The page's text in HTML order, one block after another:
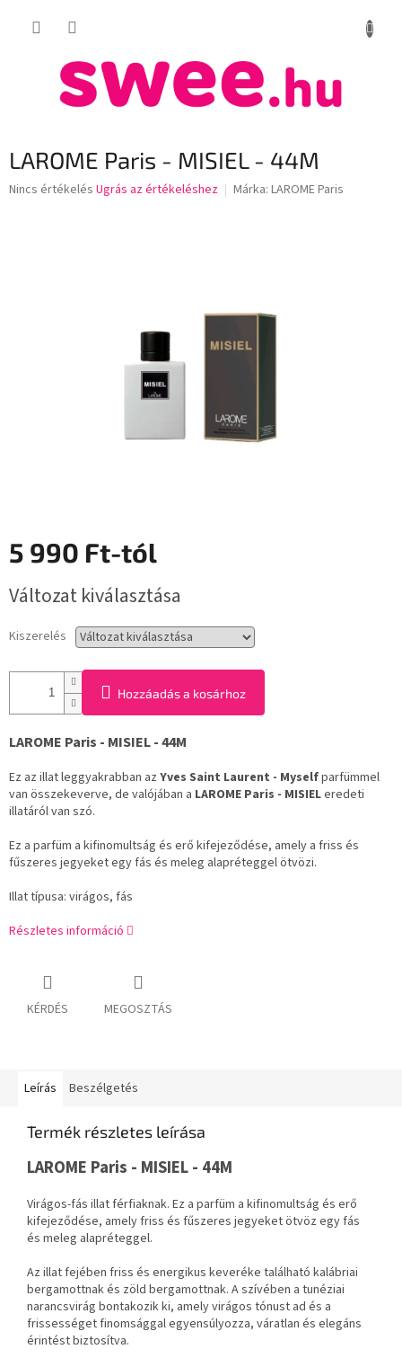
KOSÁR
LAROME Paris - MISIEL - 44M
A
Nincs értékelés Ugrás az értékeléshez Márka: LAROME Paris
5 990 Ft-tól
Változat kiválasztása
Kiszerelés
Hozzáadás a kosárhoz
LAROME Paris - MISIEL - 44M
Ez az illat leggyakrabban az Yves Saint Laurent - Myselfparfümmel
van összekeverve, de valójában a LAROME Paris - MISIELeredeti
illatáról van szó.
Ez a parfüm a kifinomultság és erő kifejeződése, amely a friss és
fűszeres jegyeket egy fás és meleg alapréteggel ötvözi.
Illat típusa: virágos, fás
Részletes információ
KÉRDÉS MEGOSZTÁS
Leírás Beszélgetés
Termék részletes leírása
LAROME Paris - MISIEL - 44M
Virágos-fás illat férfiaknak. Ez a parfüm a kifinomultság és erő
kifejeződése, amely friss és fűszeres jegyeket ötvöz egy fás
és meleg alapréteggel.
Az illat fejében friss és energikus keveréke található kalábriai
bergamottnak és zöld bergamottnak. A szívében a tunéziai
narancsvirág bontakozik ki, amely virágos tónust ad és a
frissességet finomsággal egyensúlyozza, váratlan és elegáns
érintést biztosítva.